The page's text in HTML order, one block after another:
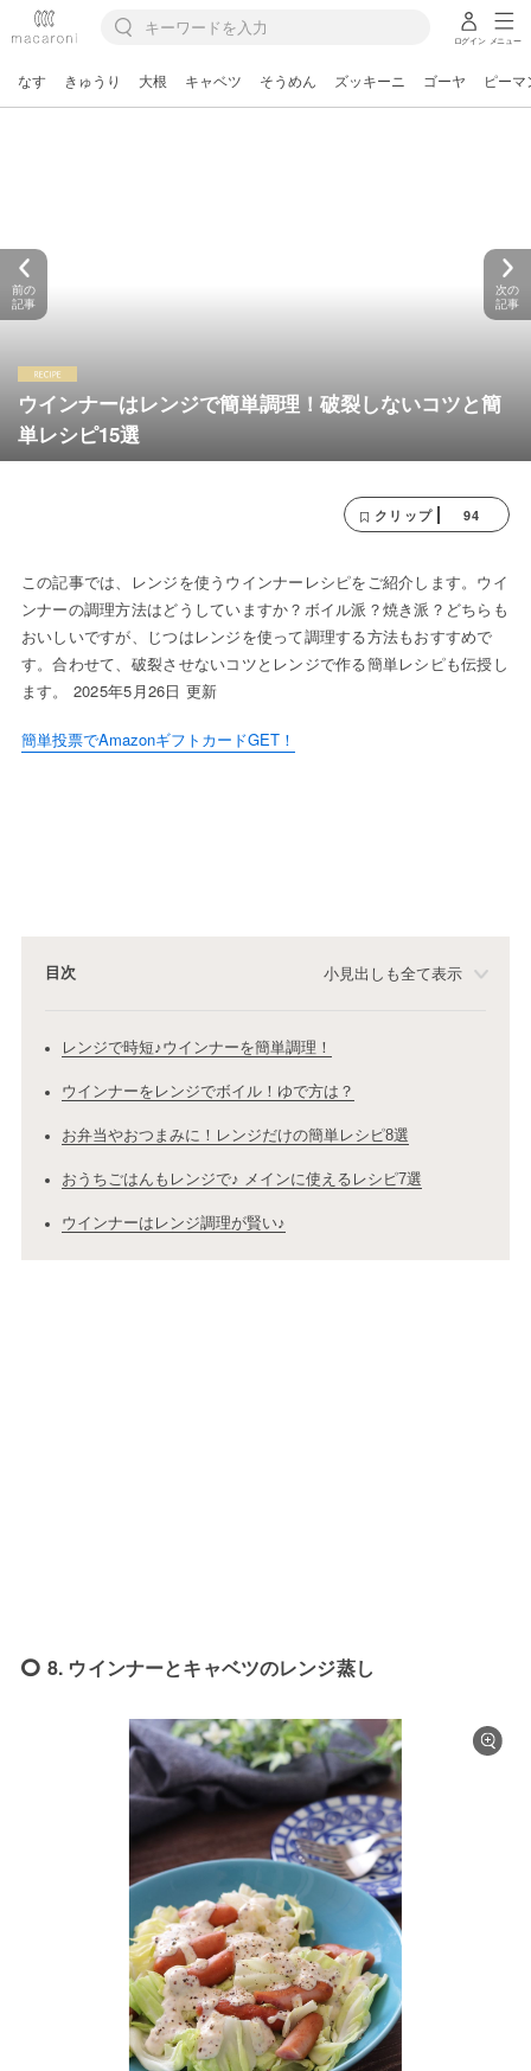
ログイン メニュー
なす きゅうり 大根 キャベツ そうめん ズッキーニ ゴーヤ ピーマ
ウインナーはレンジで簡単調理！破裂しないコツと簡
単レシピ15選
前の
記事
次の
記事
クリップ 94
この記事では、レンジを使うウインナーレシピをご紹介します。ウイ
ンナーの調理方法はどうしていますか？ボイル派？焼き派？どちらも
おいしいですが、じつはレンジを使って調理する方法もおすすめで
す。合わせて、破裂させないコツとレンジで作る簡単レシピも伝授し
ます。 2025年5月26日 更新
簡単投票でAmazonギフトカードGET！
目次 小見出しも全て表示
レンジで時短♪ウインナーを簡単調理！
ウインナーをレンジでボイル！ゆで方は？
お弁当やおつまみに！レンジだけの簡単レシピ8選
おうちごはんもレンジで♪ メインに使えるレシピ7選
ウインナーはレンジ調理が賢い♪
8. ウインナーとキャベツのレンジ蒸し